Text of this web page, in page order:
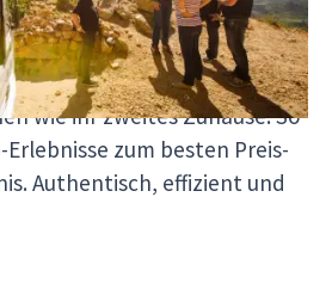
mit echten Südamerika-
Mitarbeitenden
oder Portugiesisch und
wie ihr zweites Zuhause. So
zum besten Preis-
Authentisch, effizient und